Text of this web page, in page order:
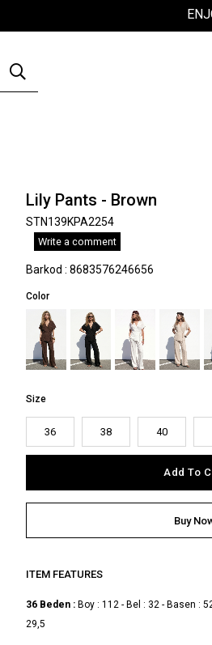
ENJOY
Lily Pants - Brown
STN139KPA2254
Write a comment
Barkod : 8683576246656
Color
Size
36 38 40
ITEM FEATURES
36 Beden : Boy : 112 - Bel : 32 - Basen :
29,5